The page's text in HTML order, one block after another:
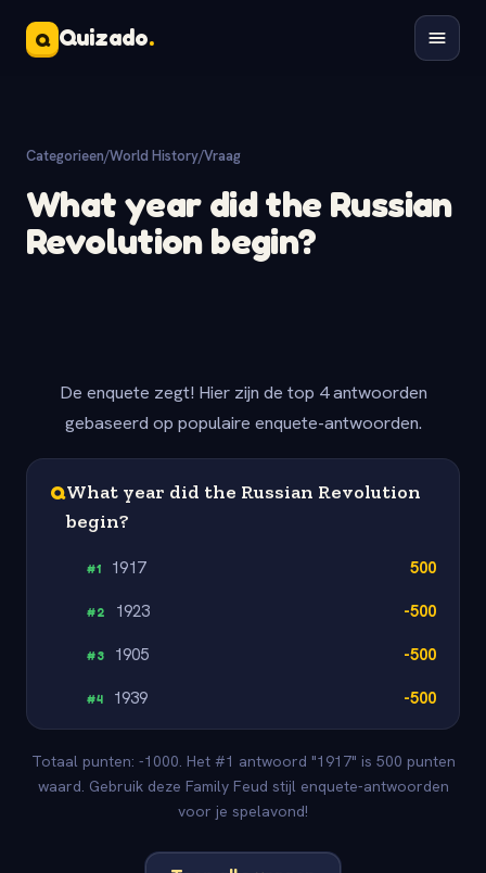
Q Quizado.
Categorieen/World History/Vraag
What year did the Russian
Revolution begin?
De enquete zegt! Hier zijn de top 4 antwoorden
gebaseerd op populaire enquete-antwoorden.
QWhat year did the Russian Revolution
begin?
#1 1917 500
#2 1923 -500
#3 1905 -500
#4 1939 -500
Totaal punten: -1000. Het #1 antwoord "1917" is 500 punten
waard. Gebruik deze Family Feud stijl enquete-antwoorden
voor je spelavond!